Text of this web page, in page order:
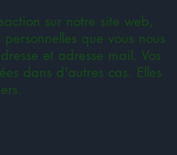
sur notre site web,
que vous nous
et adresse mail. Vos
dans d'autres cas. Elles